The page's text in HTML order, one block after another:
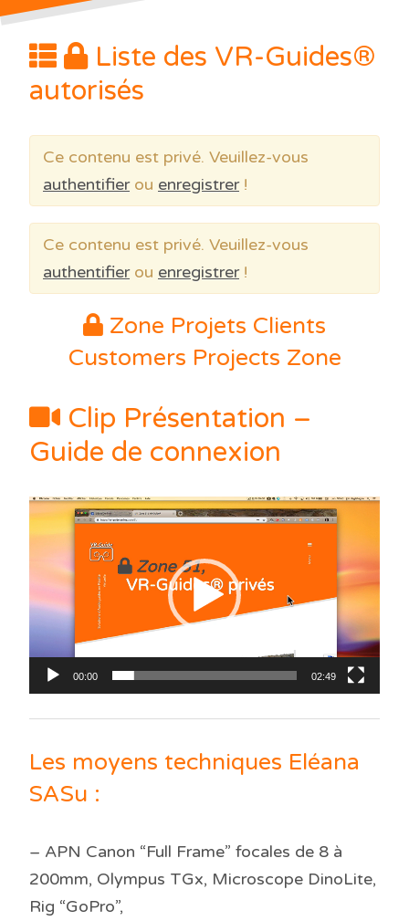
Liste des VR-Guides®
autorisés
Ce contenu est privé. Veuillez-vous
authentifierou enregistrer!
Ce contenu est privé. Veuillez-vous
authentifierou enregistrer!
Zone Projets Clients
Customers Projects Zone
Clip Présentation –
Guide de connexion
Lecteur
vidéo
00:00 02:49
Les moyens techniques Eléana
SASu :
– APN Canon “Full Frame” focales de 8 à
200mm, Olympus TGx, Microscope DinoLite,
Rig “GoPro”,